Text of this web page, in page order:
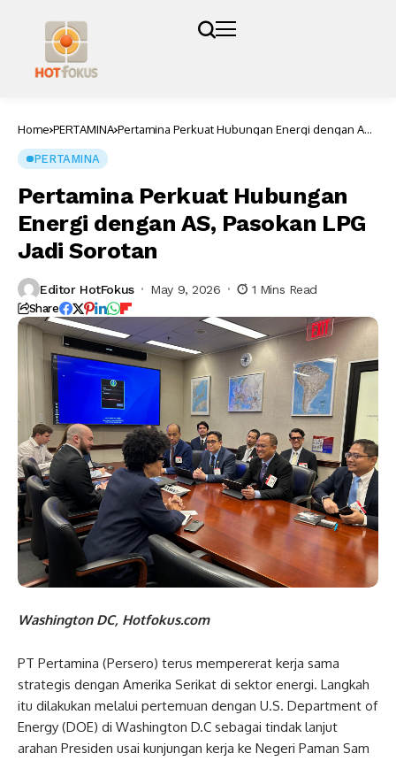
Home PERTAMINA Pertamina Perkuat Hubungan Energi dengan AS,
PERTAMINA
Pertamina Perkuat Hubungan
Energi dengan AS, Pasokan LPG
Jadi Sorotan
Editor HotFokus May 9, 2026 1 Mins Read
Share
Washington DC, Hotfokus.com
PT Pertamina (Persero) terus mempererat kerja sama
strategis dengan Amerika Serikat di sektor energi. Langkah
itu dilakukan melalui pertemuan dengan U.S. Department of
Energy (DOE) di Washington D.C sebagai tindak lanjut
arahan Presiden usai kunjungan kerja ke Negeri Paman Sam